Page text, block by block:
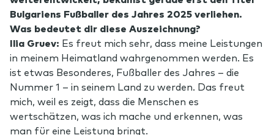
Bulgariens Fußballer des Jahres 2025 verliehen.
Was bedeutet dir diese Auszeichnung?
Ilia Gruev: Es freut mich sehr, dass meine Leistungen
in meinem Heimatland wahrgenommen werden. Es
ist etwas Besonderes, Fußballer des Jahres – die
Nummer 1 – in seinem Land zu werden. Das freut
mich, weil es zeigt, dass die Menschen es
wertschätzen, was ich mache und erkennen, was
man für eine Leistung bringt.